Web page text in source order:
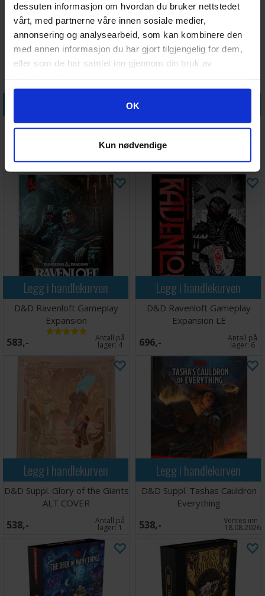
dessuten informasjon om hvordan du bruker nettstedet
vårt, med partnerne våre innen sosiale medier,
annonsering og analysearbeid, som kan kombinere den
med annen informasjon du har gjort tilgjengelig for dem,
eller som de har samlet inn gjennom din bruk av
Googles retningslinjer for personvern
OK
Kun nødvendige
D&D Forgotten Realms Player
538,- lager:8
D&D Forgotten Realms Player
538,- lager:8
Legg i handlekurven
D&D Ravenloft Gameplay
Expansion
583,- Antall på
lager:4
Legg i handlekurven
D&D Ravenloft Gameplay
Expansion LE
696,- Antall på
lager:6
Legg i handlekurven
D&D Suppl. Glory of the Giants
ALT COVER
538,- Antall på
lager:1
Legg i handlekurven
D&D Suppl. Tashas Cauldron
Everything
538,- Ventes inn
18.08.2026